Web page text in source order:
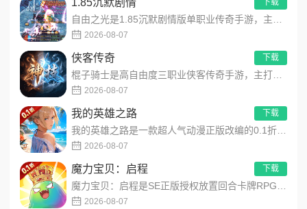
2026-08-07
侠客传奇
2026-08-07
下载
我的英雄之路
2026-08-07
下载
魔力宝贝：启程
2026-08-07
下载